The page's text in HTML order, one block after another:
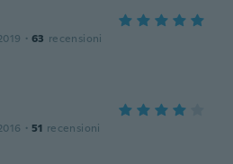
· 63 recensioni
· 51 recensioni